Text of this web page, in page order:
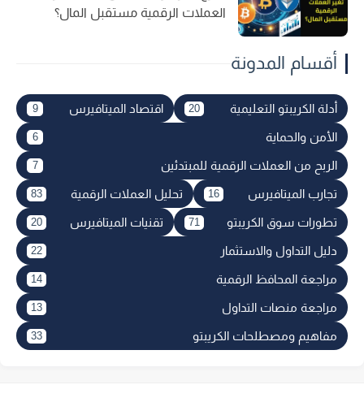
العملات الرقمية مستقبل المال؟
أقسام المدونة
أدلة الكريبتو التعليمية 20 اقتصاد الميتافيرس
الأمن والحماية
الربح من العملات الرقمية للمبتدئين
تجارب الميتافيرس 16 تحليل العملات الرقمية 83
تطورات سوق الكريبتو 71 تقنيات الميتافيرس 20
دليل التداول والاستثمار 22
مراجعة المحافظ الرقمية 14
مراجعة منصات التداول 13
مفاهيم ومصطلحات الكريبتو 33